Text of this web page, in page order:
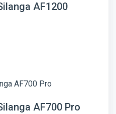
AF1200
AF700 Pro